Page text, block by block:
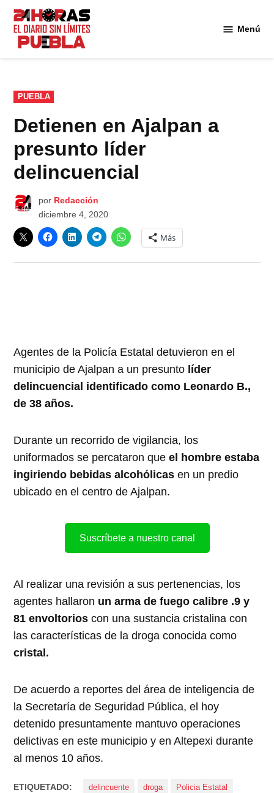
Saltar
contenido
Menú
PUBLICADO
EN
PUEBLA
Detienen en Ajalpan a
presunto líder
delincuencial
por Redacción
diciembre 4, 2020
Más
Agentes de la Policía Estatal detuvieron en el
municipio de Ajalpan a un presunto líder
delincuencial identificado como Leonardo B.,
de 38 años.
Durante un recorrido de vigilancia, los
uniformados se percataron queel hombre estaba
ingiriendo bebidas alcohólicas en un predio
ubicado en el centro de Ajalpan.
Suscríbete a nuestro canal
Al realizar una revisión a sus pertenencias, los
agentes hallaron un arma de fuego calibre .9 y
81 envoltorios con una sustancia cristalina con
las características de la droga conocida como
cristal.
De acuerdo a reportes del área de inteligencia de
la Secretaría de Seguridad Pública, el hoy
detenido presuntamente mantuvo operaciones
delictivas en este municipio y en Altepexi durante
al menos 10 años.
ETIQUETADO: delincuente droga Policia Estatal